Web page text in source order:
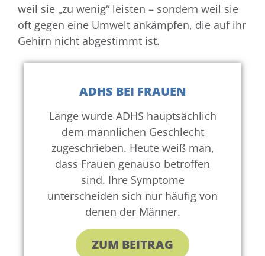
weil sie „zu wenig“ leisten – sondern weil sie
oft gegen eine Umwelt ankämpfen, die auf ihr
Gehirn nicht abgestimmt ist.
ADHS BEI FRAUEN
Lange wurde ADHS hauptsächlich
dem männlichen Geschlecht
zugeschrieben. Heute weiß man,
dass Frauen genauso betroffen
sind. Ihre Symptome
unterscheiden sich nur häufig von
denen der Männer.
ZUM BEITRAG